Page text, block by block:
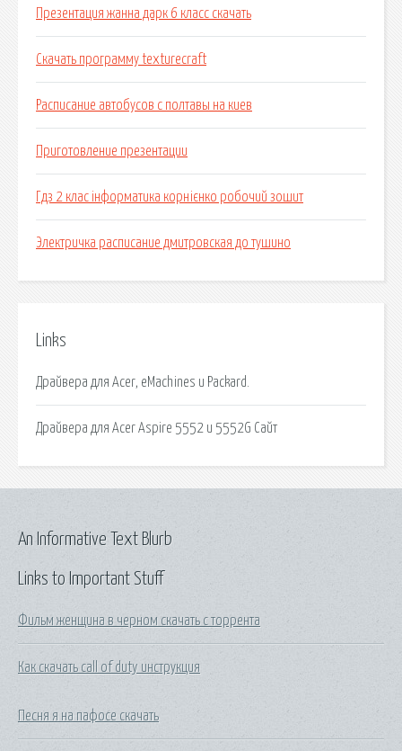
Презентация жанна дарк 6 класс скачать
Скачать программу texturecraft
Расписание автобусов с полтавы на киев
Приготовление презентации
Гдз 2 клас інформатика корнієнко робочий зошит
Электричка расписание дмитровская до тушино
Links
Драйвера для Acer, eMachines и Packard.
Драйвера для Acer Aspire 5552 и 5552G Сайт
Links to Important Stuff
Фильм женщина в черном скачать с торрента
Как скачать call of duty инструкция
Песня я на пафосе скачать
An Informative Text Blurb